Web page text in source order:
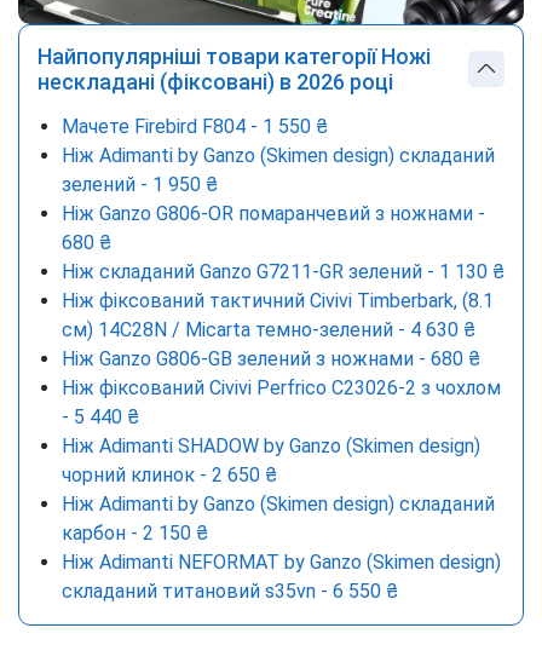
Найпопулярніші товари категорії Ножі
нескладані (фіксовані) в 2026 році
Мачете Firebird F804 - 1 550 ₴
Нiж Adimanti by Ganzo (Skimen design) складаний
зелений - 1 950 ₴
Ніж Ganzo G806-OR помаранчевий з ножнами -
680 ₴
Нiж складаний Ganzo G7211-GR зелений - 1 130 ₴
Ніж фіксований тактичний Civivi Timberbark, (8.1
см) 14C28N / Micarta темно-зелений - 4 630 ₴
Ніж Ganzo G806-GB зелений з ножнами - 680 ₴
Ніж фіксований Civivi Perfrico C23026-2 з чохлом
- 5 440 ₴
Нiж Adimanti SHADOW by Ganzo (Skimen design)
чoрний клинок - 2 650 ₴
Нiж Adimanti by Ganzo (Skimen design) складаний
карбон - 2 150 ₴
Нiж Adimanti NEFORMAT by Ganzo (Skimen design)
складаний титановий s35vn - 6 550 ₴